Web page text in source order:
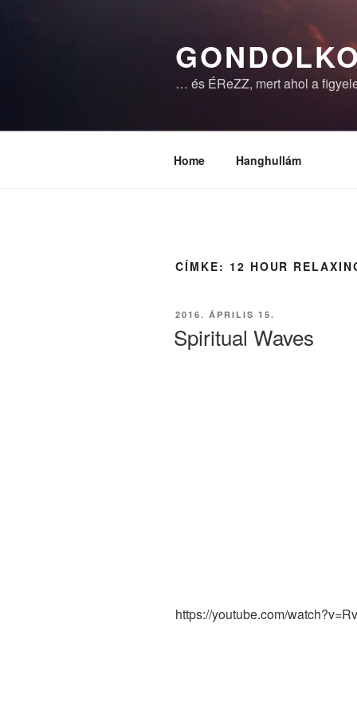
… és ÉReZZ, mert ahol a
Home Hanghullám
CÍMKE: 12 HOUR
BEKÜLDVE:
2016. ÁPRILIS 15.
Spiritual Waves
https://youtube.com/